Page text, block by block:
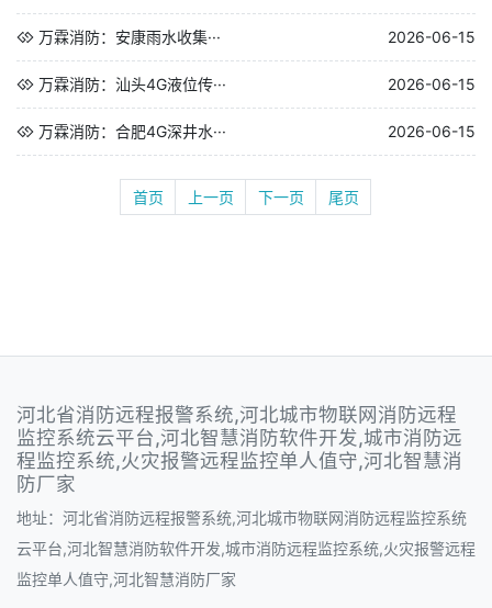
万霖消防：安康雨水收集··· 2026-06-15
万霖消防：汕头4G液位传··· 2026-06-15
万霖消防：合肥4G深井水··· 2026-06-15
首页 上一页 下一页 尾页
河北省消防远程报警系统,河北城市物联网消防远程
监控系统云平台,河北智慧消防软件开发,城市消防远
程监控系统,火灾报警远程监控单人值守,河北智慧消
防厂家
地址：河北省消防远程报警系统,河北城市物联网消防远程监控系统
云平台,河北智慧消防软件开发,城市消防远程监控系统,火灾报警远程
监控单人值守,河北智慧消防厂家